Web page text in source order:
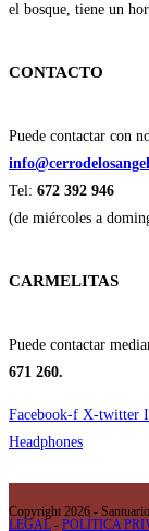
el bosque, tiene un
CONTACTO
Puede contactar con
Tel: 672 392 946
(de miércoles a
CARMELITAS
Puede contactar
671 260.
Facebook-f X-twitter
Headphones
Copyright 2026 -
LEGAL - POLÍTICA